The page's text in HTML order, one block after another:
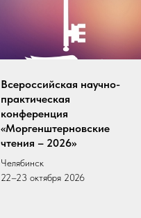
Всероссийская научно-
практическая
конференция
«Моргенштерновские
чтения – 2026»
Челябинск
22–23 октября 2026